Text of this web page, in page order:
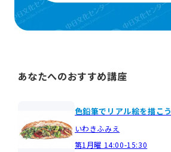
あなたへのおすすめ講座
色鉛筆でリアル絵を描こう
いわきふみえ
第1月曜 14:00-15:30